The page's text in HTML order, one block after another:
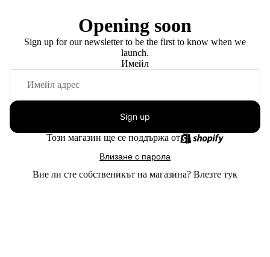
Opening soon
Sign up for our newsletter to be the first to know when we
launch.
Имейл
Sign up
Този магазин ще се поддържа от
Влизане с парола
Вие ли сте собственикът на магазина? Влезте тук